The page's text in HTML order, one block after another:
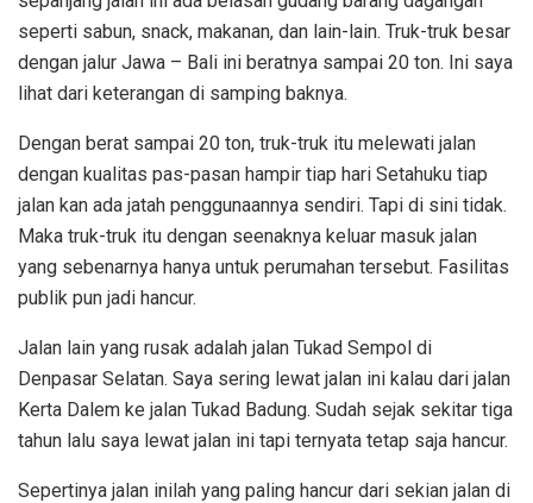
seperti sabun, snack, makanan, dan lain-lain. Truk-truk besar
dengan jalur Jawa – Bali ini beratnya sampai 20 ton. Ini saya
lihat dari keterangan di samping baknya.
Dengan berat sampai 20 ton, truk-truk itu melewati jalan
dengan kualitas pas-pasan hampir tiap hari Setahuku tiap
jalan kan ada jatah penggunaannya sendiri. Tapi di sini tidak.
Maka truk-truk itu dengan seenaknya keluar masuk jalan
yang sebenarnya hanya untuk perumahan tersebut. Fasilitas
publik pun jadi hancur.
Jalan lain yang rusak adalah jalan Tukad Sempol di
Denpasar Selatan. Saya sering lewat jalan ini kalau dari jalan
Kerta Dalem ke jalan Tukad Badung. Sudah sejak sekitar tiga
tahun lalu saya lewat jalan ini tapi ternyata tetap saja hancur.
Sepertinya jalan inilah yang paling hancur dari sekian jalan di